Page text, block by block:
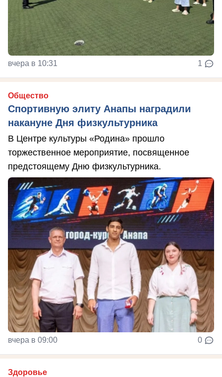
вчера в 10:31 1
Общество
Спортивную элиту Анапы наградили
накануне Дня физкультурника
В Центре культуры «Родина» прошло
торжественное мероприятие, посвященное
предстоящему Дню физкультурника.
вчера в 09:00 0
Здоровье